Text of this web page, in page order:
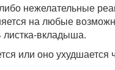
нежелательные
на любые
листка-вкладыша.
или оно ухудшается